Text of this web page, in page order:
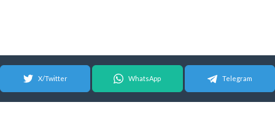
X/Twitter WhatsApp Telegram